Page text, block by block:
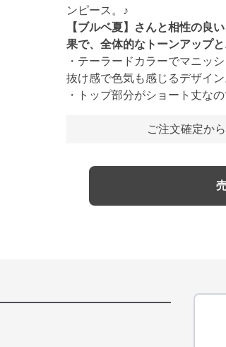
ンピース。♪
【ブルベ夏】さんと相性の良
果で、全体的なトーンアップ
・テーラードカラーでマニッ
抜け感で色気も感じるデザイン
・トップ部分がショート丈な
ご注文確定か